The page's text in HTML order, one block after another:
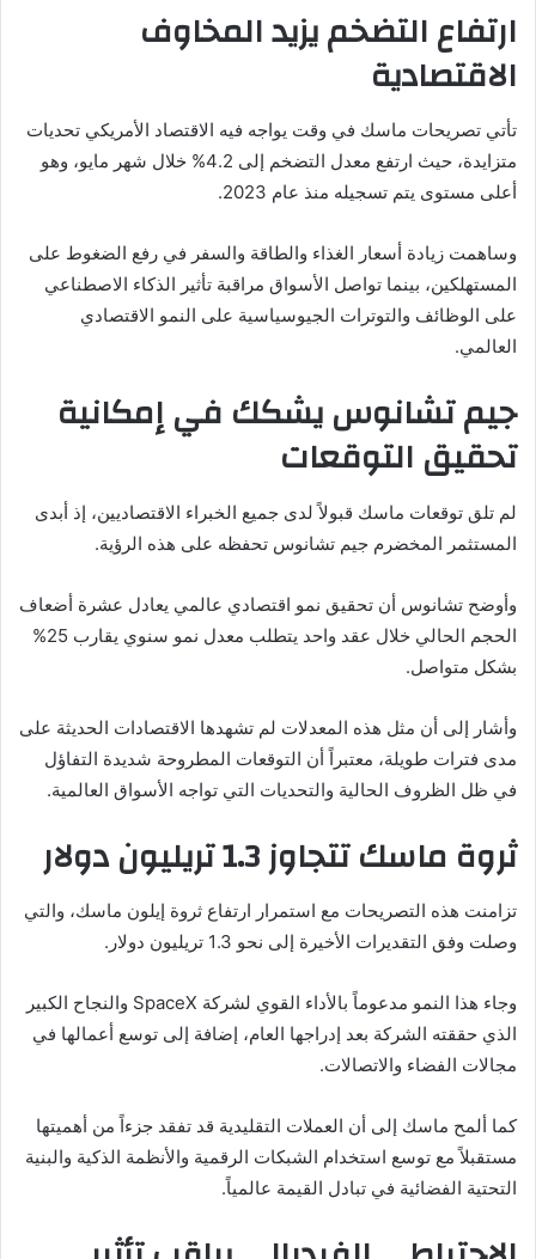
ارتفاع التضخم يزيد المخاوف
الاقتصادية
تأتي تصريحات ماسك في وقت يواجه فيه الاقتصاد الأمريكي تحديات
متزايدة، حيث ارتفع معدل التضخم إلى 4.2% خلال شهر مايو، وهو
أعلى مستوى يتم تسجيله منذ عام 2023.
وساهمت زيادة أسعار الغذاء والطاقة والسفر في رفع الضغوط على
المستهلكين، بينما تواصل الأسواق مراقبة تأثير الذكاء الاصطناعي
على الوظائف والتوترات الجيوسياسية على النمو الاقتصادي
العالمي.
جيم تشانوس يشكك في إمكانية
تحقيق التوقعات
لم تلق توقعات ماسك قبولاً لدى جميع الخبراء الاقتصاديين، إذ أبدى
المستثمر المخضرم جيم تشانوس تحفظه على هذه الرؤية.
وأوضح تشانوس أن تحقيق نمو اقتصادي عالمي يعادل عشرة أضعاف
الحجم الحالي خلال عقد واحد يتطلب معدل نمو سنوي يقارب 25%
بشكل متواصل.
وأشار إلى أن مثل هذه المعدلات لم تشهدها الاقتصادات الحديثة على
مدى فترات طويلة، معتبراً أن التوقعات المطروحة شديدة التفاؤل
في ظل الظروف الحالية والتحديات التي تواجه الأسواق العالمية.
ثروة ماسك تتجاوز 1.3 تريليون دولار
تزامنت هذه التصريحات مع استمرار ارتفاع ثروة إيلون ماسك، والتي
وصلت وفق التقديرات الأخيرة إلى نحو 1.3 تريليون دولار.
وجاء هذا النمو مدعوماً بالأداء القوي لشركة SpaceX والنجاح الكبير
الذي حققته الشركة بعد إدراجها العام، إضافة إلى توسع أعمالها في
مجالات الفضاء والاتصالات.
كما ألمح ماسك إلى أن العملات التقليدية قد تفقد جزءاً من أهميتها
مستقبلاً مع توسع استخدام الشبكات الرقمية والأنظمة الذكية والبنية
التحتية الفضائية في تبادل القيمة عالمياً.